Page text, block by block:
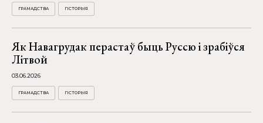
ГРАМАДСТВА ГІСТОРЫЯ
Як Навагрудак перастаў быць Руссю і зрабіўся
Літвой
03.06.2026
ГРАМАДСТВА ГІСТОРЫЯ